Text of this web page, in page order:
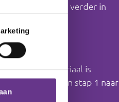
Je bouwt hierop verder in
je het op?
van het materiaal is
je werkt van stap 1 naar